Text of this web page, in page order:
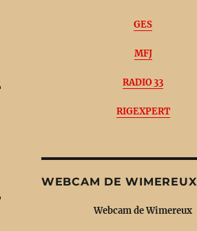
GES
MFJ
RADIO 33
RIGEXPERT
WEBCAM DE WIMEREUX
Webcam de Wimereux